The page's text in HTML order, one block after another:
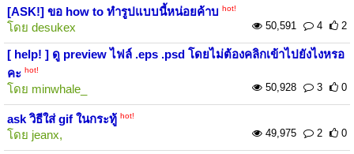
[ASK!] ขอ how to ทำรูปแบบนี้หน่อยค้าบ hot!
โดย desukex 50,591 4 2
[ help! ] ดู preview ไฟล์ .eps .psd โดยไม่ต้องคลิกเข้าไปยังไงหรอ
คะ hot!
โดย minwhale_ 50,928 3 0
ask วิธีใส่ gif ในกระทู้ hot!
โดย jeanx, 49,975 2 0